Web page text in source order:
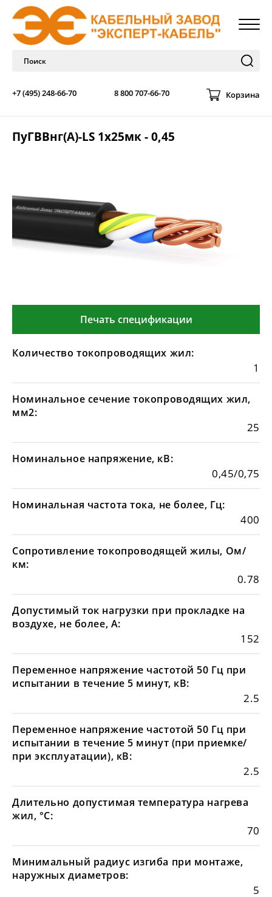
+7 (495) 248-66-70 8 800 707-66-70 Корзина
ПуГВВнг(A)-LS 1х25мк - 0,45
Печать спецификации
Количество токопроводящих жил:
1
Номинальное сечение токопроводящих жил,
мм2:
25
Номинальное напряжение, кВ:
0,45/0,75
Номинальная частота тока, не более, Гц:
400
Сопротивление токопроводящей жилы, Ом/
км:
0.78
Допустимый ток нагрузки при прокладке на
воздухе, не более, А:
152
Переменное напряжение частотой 50 Гц при
испытании в течение 5 минут, кВ:
2.5
Переменное напряжение частотой 50 Гц при
испытании в течение 5 минут (при приемке/
при эксплуатации), кВ:
2.5
Длительно допустимая температура нагрева
жил, °С:
70
Минимальный радиус изгиба при монтаже,
наружных диаметров:
5